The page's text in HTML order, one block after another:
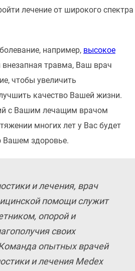
лечение от широкого спектра
например, высокое
внезапная травма, Ваш врач
чтобы увеличить
качество Вашей жизни.
с Вашим лечащим врачом
многих лет у Вас будет
Вашем здоровье.
и лечения, врач
помощи служит
опорой и
своих
опытных врачей
и лечения Medex